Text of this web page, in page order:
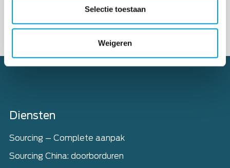
Selectie toestaan
Weigeren
productwetgeving vervangt de oude General
Home
Diensten
Sourcing – Complete aanpak
Sourcing China: doorborduren